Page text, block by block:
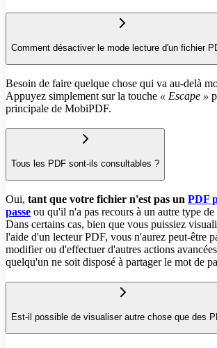
Comment désactiver le mode lecture d'un fichier
Besoin de faire quelque chose qui va au-delà
Appuyez simplement sur la touche « Escape »
principale de MobiPDF.
Tous les PDF sont-ils consultables ?
Oui, tant que votre fichier n'est pas un PDF
passe ou qu'il n'a pas recours à un autre type
Dans certains cas, bien que vous puissiez
l'aide d'un lecteur PDF, vous n'aurez peut-être
modifier ou d'effectuer d'autres actions
quelqu'un ne soit disposé à partager le mot de
Est-il possible de visualiser autre chose que des